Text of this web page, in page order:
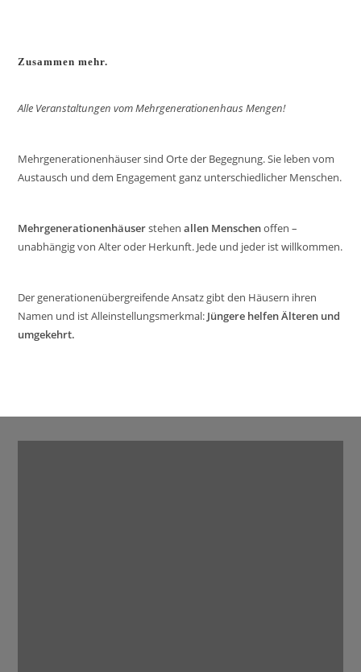
Zusammen mehr.
Alle Veranstaltungen vom Mehrgenerationenhaus Mengen!
Mehrgenerationenhäuser sind Orte der Begegnung. Sie leben vom
Austausch und dem Engagement ganz unterschiedlicher Menschen.
Mehrgenerationenhäuserstehenallen Menschenoffen –
unabhängig von Alter oder Herkunft. Jede und jeder ist willkommen.
Der generationenübergreifende Ansatz gibt den Häusern ihren
Namen und ist Alleinstellungsmerkmal: Jüngere helfen Älteren und
umgekehrt.